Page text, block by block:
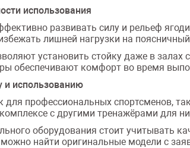
использования
развивать силу и рельеф
лишней нагрузки на
установить стойку даже в
обеспечивают комфорт во время
и использованию
для профессиональных спортсменов,
с другими тренажёрами для
оборудования стоит учитывать
можно найти оригинальные модели с